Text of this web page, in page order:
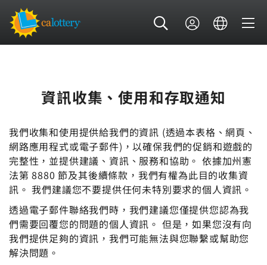
資訊收集、使用和存取通知
我們收集和使用提供給我們的資訊 (透過本表格、網頁、
網路應用程式或電子郵件)，以確保我們的促銷和遊戲的
完整性，並提供建議、資訊、服務和協助。 依據加州憲
法第 8880 節及其後續條款，我們有權為此目的收集資
訊。 我們建議您不要提供任何未特別要求的個人資訊。
透過電子郵件聯絡我們時，我們建議您僅提供您認為我
們需要回覆您的問題的個人資訊。 但是，如果您沒有向
我們提供足夠的資訊，我們可能無法與您聯繫或幫助您
解決問題。